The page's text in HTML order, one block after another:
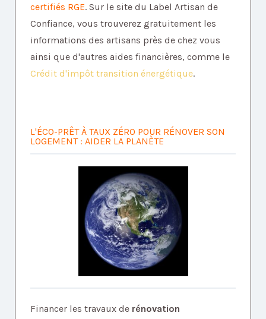
certifiés RGE. Sur le site du Label Artisan de
Confiance, vous trouverez gratuitement les
informations des artisans près de chez vous
ainsi que d'autres aides financières, comme le
Crédit d'impôt transition énergétique.
L'ÉCO-PRÊT À TAUX ZÉRO POUR RÉNOVER SON
LOGEMENT : AIDER LA PLANÈTE
Financer les travaux de rénovation